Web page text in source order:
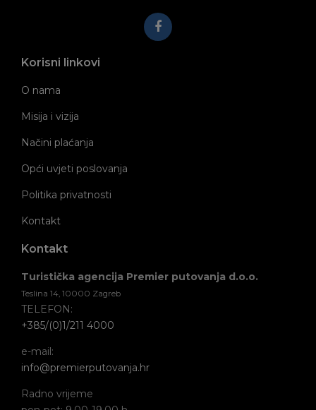
Korisni linkovi
O nama
Misija i vizija
Načini plaćanja
Opći uvjeti poslovanja
Politika privatnosti
Kontakt
Kontakt
Turistička agencija Premier putovanja d.o.o.
Teslina 14, 10000 Zagreb
TELEFON:
+385/(0)1/211 4000
e-mail:
info@premierputovanja.hr
Radno vrijeme